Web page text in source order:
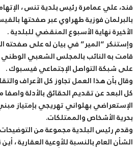
فند، علي عمامرة رئيس بلدية تنس ،
بالبرلمان فوزية طهراوي عبر صفحتها
الأخيرة نهاية الأسبوع المنقضي للبلدية .
وإستنكر “المير” في بيان له على صفحته
قامت به النائب بالمجلس الشعبي
على شبكة التواصل الإجتماعي فيسبوك .
وقال بأن هذا العمل تجاوز كل الأعراف
كل البعد عن تقديم الحقائق بالأدلة واصفا
الإستعراضي بهلواني تهريجي بإمتياز
بحرية الأشخاص والممتلكات.
وقدم رئيس البلدية مجموعة من
الشأن العام بالنسبة للأوعية العقارية ،